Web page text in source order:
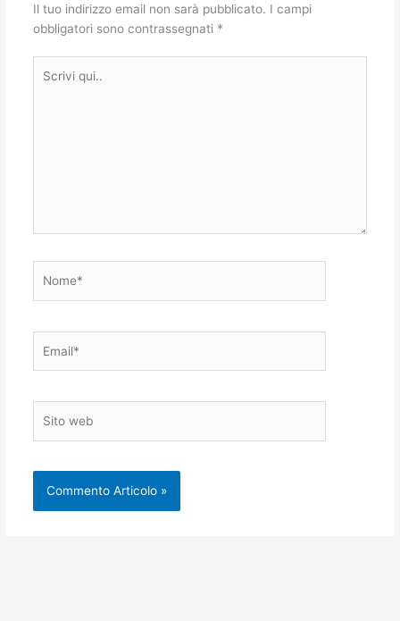
Il tuo indirizzo email non sarà pubblicato. I campi
obbligatori sono contrassegnati *
qui..
web